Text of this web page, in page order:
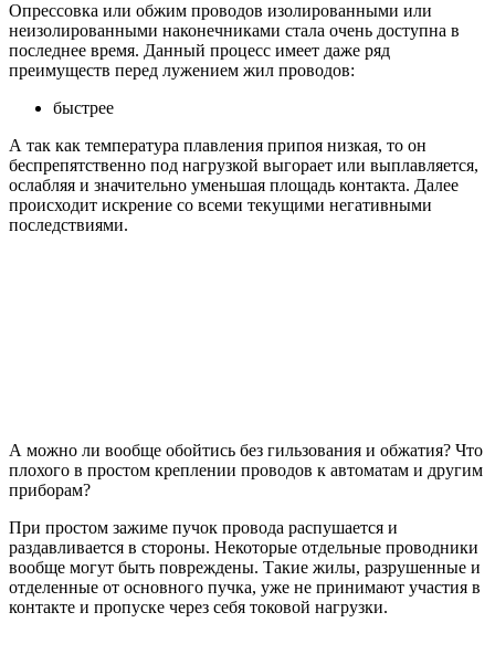
Опрессовка или обжим проводов изолированными или
неизолированными наконечниками стала очень доступна в
последнее время. Данный процесс имеет даже ряд
преимуществ перед лужением жил проводов:
быстрее
А так как температура плавления припоя низкая, то он
беспрепятственно под нагрузкой выгорает или выплавляется,
ослабляя и значительно уменьшая площадь контакта. Далее
происходит искрение со всеми текущими негативными
последствиями.
А можно ли вообще обойтись без гильзования и обжатия? Что
плохого в простом креплении проводов к автоматам и другим
приборам?
При простом зажиме пучок провода распушается и
раздавливается в стороны. Некоторые отдельные проводники
вообще могут быть повреждены. Такие жилы, разрушенные и
отделенные от основного пучка, уже не принимают участия в
контакте и пропуске через себя токовой нагрузки.